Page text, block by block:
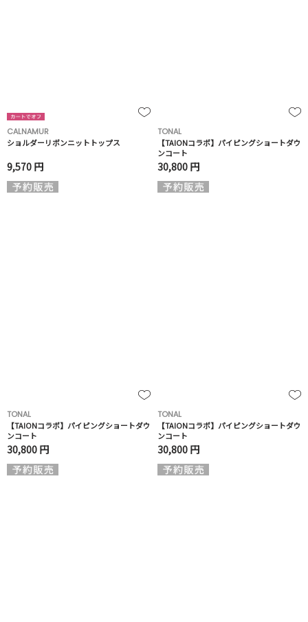
CALNAMUR
ショルダーリボンニットトップス
9,570 円
TONAL
【TAIONコラボ】パイピングショートダウ
ンコート
30,800 円
TONAL
【TAIONコラボ】パイピングショートダウ
ンコート
30,800 円
TONAL
【TAIONコラボ】パイピングショートダウ
ンコート
30,800 円